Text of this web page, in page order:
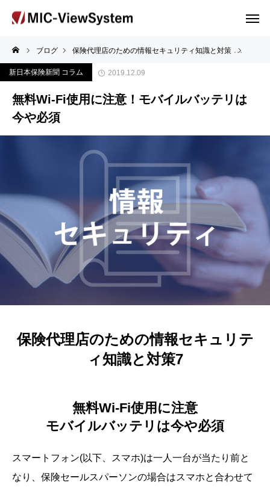
ブログ 保険代理店のための情報セキュリティ知識と対策
新日本保険新聞 コラム 2019.12.09
無料Wi-Fi使用に注意！モバイルバッテリは
今や必須
保険代理店のための情報セキュリテ
ィ知識と対策7
無料Wi-Fi使用に注意
モバイルバッテリは今や必須
スマートフォン(以下、スマホ)は一人一台が当たり前と
なり、保険セールスパーソンの場合はスマホと合わせて